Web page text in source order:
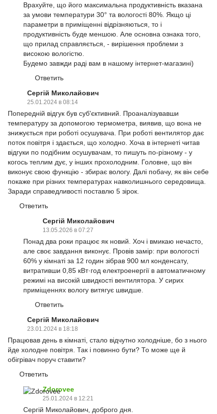
Врахуйте, що його максимальна продуктивність вказана
за умови температури 30° та вологості 80%. Якщо ці
параметри в приміщенні відрізняються, то і
продуктивність буде меншою. Але основна ознака того,
що прилад справляється, - вирішення проблеми з
високою вологістю.
Будемо завжди раді вам в нашому інтернет-магазині)
Ответить
Сергій Миколайович
25.01.2024 в 08:14
Попередній відгук був суб'єктивний. Проаналізувавши
температуру за допомогою термометра, виявив, що вона не
знижується при роботі осушувача. При роботі вентилятор дає
поток повітря і здається, що холодно. Хоча в інтернеті читав
відгуки по подібним осушувачам, то пишуть по-різному - у
когось теплим дує, у інших прохолодним. Головне, що він
виконує свою функцію - збирає вологу. Далі побачу, як він себе
покаже при різних температурах навколишнього середовища.
Заради справедливості поставлю 5 зірок.
Ответить
Сергій Миколайович
13.05.2026 в 07:27
Понад два роки працює як новий. Хоч і вмикаю нечасто,
але своє завдання виконує. Провів замір: при вологості
60% у кімнаті за 12 годин зібрав 900 мл конденсату,
витративши 0,85 кВт·год електроенергії в автоматичному
режимі на високій швидкості вентилятора. У сирих
приміщеннях вологу витягує швидше.
Ответить
Сергій Миколайович
23.01.2024 в 18:18
Працював день в кімнаті, стало відчутно холодніше, бо з нього
йде холодне повітря. Так і повинно бути? То може ще й
обігрівач поруч ставити?
Ответить
Zdorovee
25.01.2024 в 12:21
Сергій Миколайович, доброго дня.